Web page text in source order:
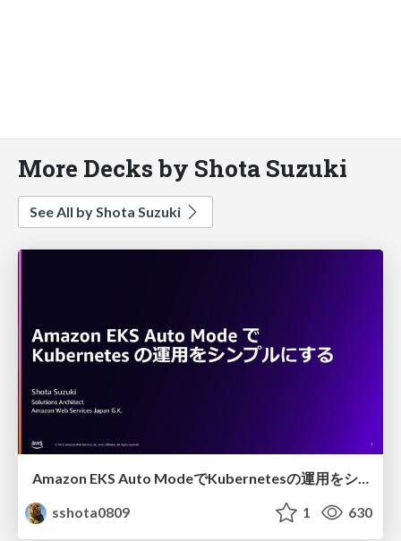
More Decks by Shota Suzuki
See All by Shota Suzuki
Amazon EKS Auto ModeでKubernetesの運用をシンプルにする
sshota0809
1 630